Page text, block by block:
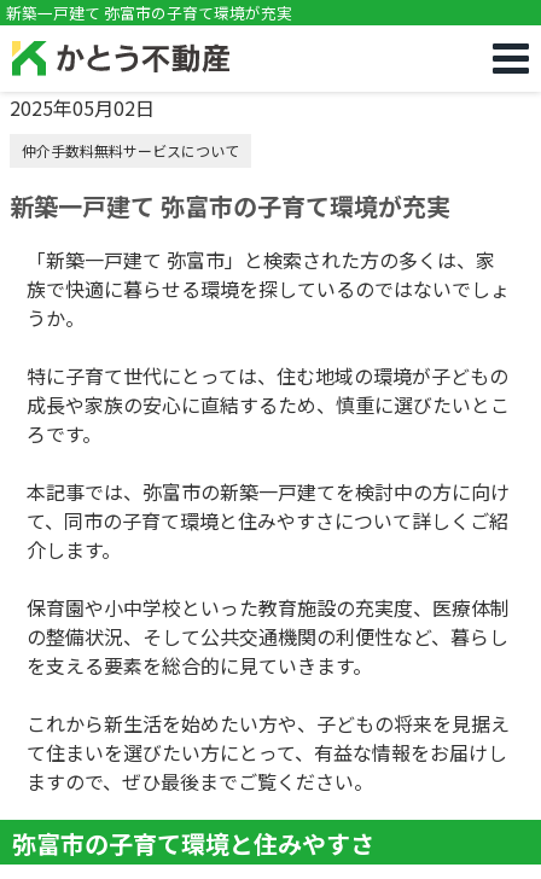
!DOCTYPE html>
新築一戸建て 弥富市の子育て環境が充実
2025年05月02日
仲介手数料無料サービスについて
新築一戸建て 弥富市の子育て環境が充実
「新築一戸建て 弥富市」と検索された方の多くは、家
族で快適に暮らせる環境を探しているのではないでしょ
うか。
特に子育て世代にとっては、住む地域の環境が子どもの
成長や家族の安心に直結するため、慎重に選びたいとこ
ろです。
本記事では、弥富市の新築一戸建てを検討中の方に向け
て、同市の子育て環境と住みやすさについて詳しくご紹
介します。
保育園や小中学校といった教育施設の充実度、医療体制
の整備状況、そして公共交通機関の利便性など、暮らし
を支える要素を総合的に見ていきます。
これから新生活を始めたい方や、子どもの将来を見据え
て住まいを選びたい方にとって、有益な情報をお届けし
ますので、ぜひ最後までご覧ください。
弥富市の子育て環境と住みやすさ